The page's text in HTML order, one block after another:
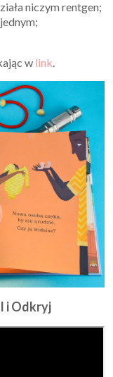
niczym rentgen;
w link
i Odkryj